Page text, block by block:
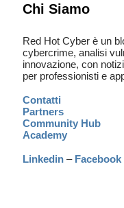
Chi Siamo
Red Hot Cyber è un
cybercrime, analisi
innovazione, con
per professionisti e
Contatti
Partners
Community Hub
Academy
Linkedin – Facebook